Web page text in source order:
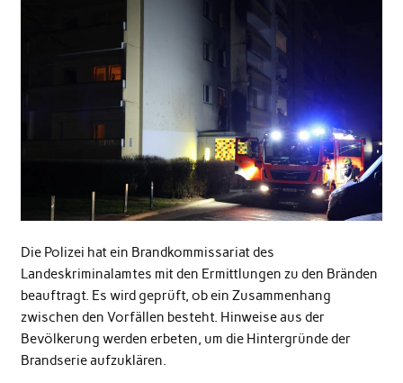
Die Polizei hat ein Brandkommissariat des
Landeskriminalamtes mit den Ermittlungen zu den Bränden
beauftragt. Es wird geprüft, ob ein Zusammenhang
zwischen den Vorfällen besteht. Hinweise aus der
Bevölkerung werden erbeten, um die Hintergründe der
Brandserie aufzuklären.